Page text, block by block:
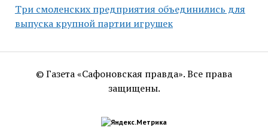
Три смоленских предприятия объединились для
выпуска крупной партии игрушек
© Газета «Сафоновская правда». Все права
защищены.